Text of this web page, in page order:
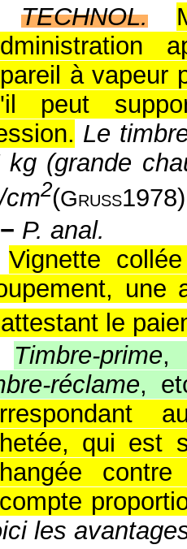
TECHNOL.
à vapeur
peut
Le
kg (grande
cm2(Gruss1978
P. anal.
Vignette
une
le
Timbre-prime
réclame,
qui est
les